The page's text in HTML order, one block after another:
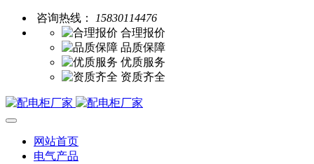
咨询热线：
15830114476
合理报价
品质保障
优质服务
资质齐全
网站首页
电气产品